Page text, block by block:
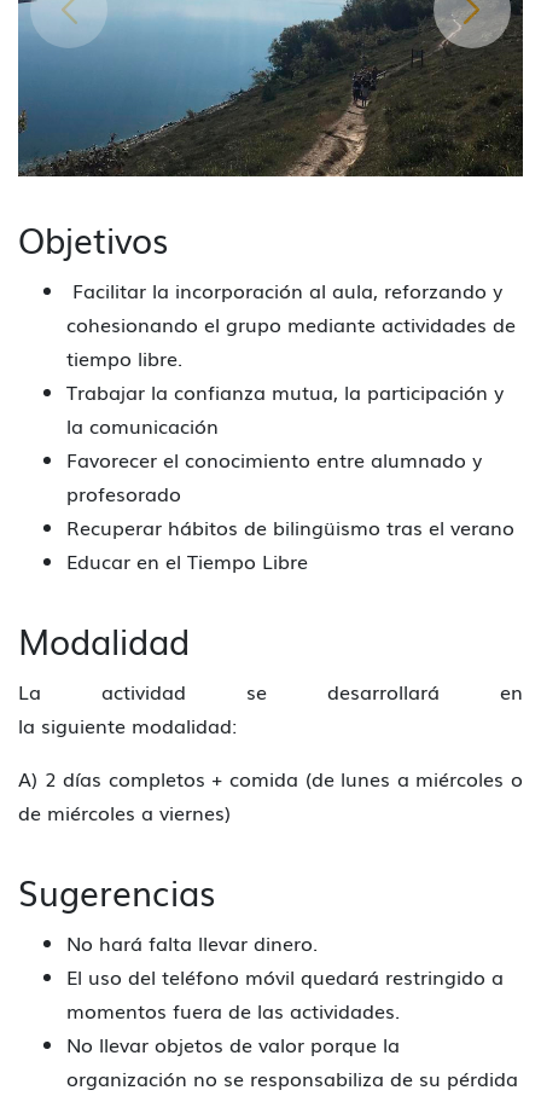
Objetivos
Facilitar la incorporación al aula, reforzando y
cohesionando el grupo mediante actividades de
tiempo libre.
Trabajar la confianza mutua, la participación y
la comunicación
Favorecer el conocimiento entre alumnado y
profesorado
Recuperar hábitos de bilingüismo tras el verano
Educar en el Tiempo Libre
Modalidad
La actividad se desarrollará en
la siguiente modalidad:
A) 2 días completos + comida (de lunes a miércoles o
de miércoles a viernes)
Sugerencias
No hará falta llevar dinero.
El uso del teléfono móvil quedará restringido a
momentos fuera de las actividades.
No llevar objetos de valor porque la
organización no se responsabiliza de su pérdida